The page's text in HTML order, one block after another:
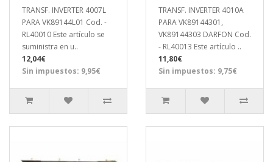
TRANSF. INVERTER 4007L
PARA VK89144L01 Cod. -
RL40010 Este artículo se
suministra en u..
12,04€
Sin impuestos: 9,95€
TRANSF. INVERTER 4010A
PARA VK89144301,
VK89144303 DARFON Cod.
- RL40013 Este artículo ..
11,80€
Sin impuestos: 9,75€